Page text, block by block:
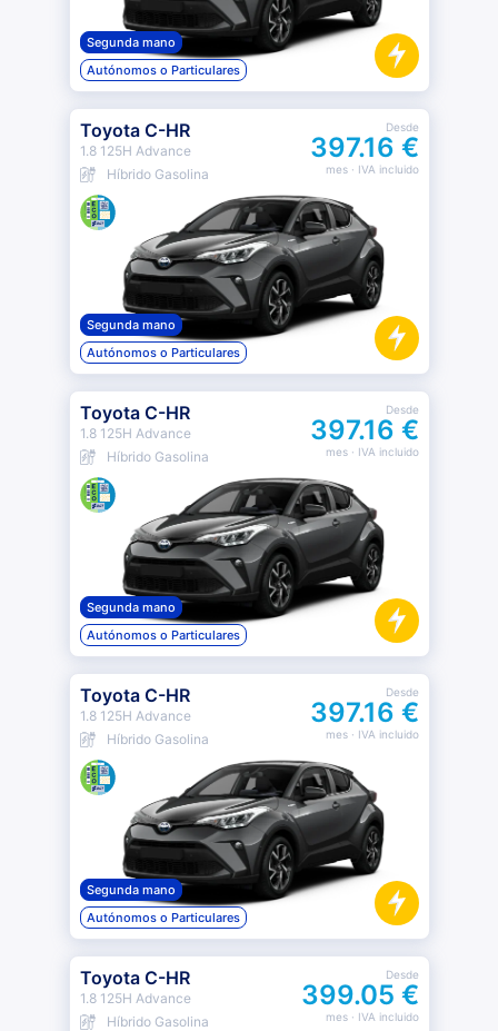
Segunda mano
Autónomos o Particulares
Toyota C-HR
1.8 125H Advance
Híbrido Gasolina
Desde
397.16 €
mes· IVA incluido
Segunda mano
Autónomos o Particulares
Toyota C-HR
1.8 125H Advance
Híbrido Gasolina
Desde
397.16 €
mes· IVA incluido
Segunda mano
Autónomos o Particulares
Toyota C-HR
1.8 125H Advance
Híbrido Gasolina
Desde
397.16 €
mes· IVA incluido
Segunda mano
Autónomos o Particulares
Toyota C-HR
1.8 125H Advance
Híbrido Gasolina
Desde
399.05 €
mes· IVA incluido